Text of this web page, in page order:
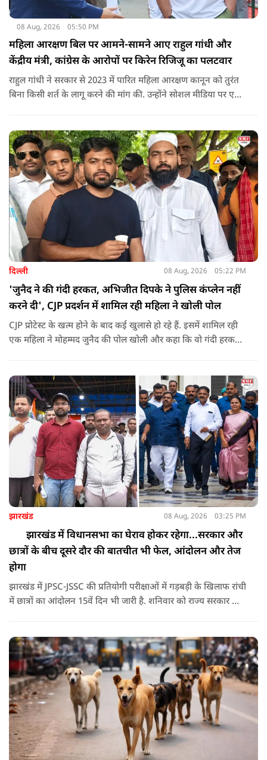
08 Aug, 2026 05:50 PM
महिला आरक्षण बिल पर आमने-सामने आए राहुल गांधी और
केंद्रीय मंत्री, कांग्रेस के आरोपों पर किरेन रिजिजू का पलटवार
राहुल गांधी ने सरकार से 2023 में पारित महिला आरक्षण कानून को तुरंत
बिना किसी शर्त के लागू करने की मांग की. उन्होंने सोशल मीडिया पर एक
दिल्ली 08 Aug, 2026 05:22 PM
'जुनैद ने की गंदी हरकत, अभिजीत दिपके ने पुलिस कंप्लेन नहीं
करने दी', CJP प्रदर्शन में शामिल रही महिला ने खोली पोल
CJP प्रोटेस्ट के खत्म होने के बाद कई खुलासे हो रहे हैं. इसमें शामिल रही
एक महिला ने मोहम्मद जुनैद की पोल खोली और कहा कि वो गंदी हरकतें
दिया.
झारखंड 08 Aug, 2026 03:25 PM
झारखंड में विधानसभा का घेराव होकर रहेगा...सरकार और
छात्रों के बीच दूसरे दौर की बातचीत भी फेल, आंदोलन और तेज
होगा
झारखंड में JPSC-JSSC की प्रतियोगी परीक्षाओं में गड़बड़ी के खिलाफ रांची
में छात्रों का आंदोलन 15वें दिन भी जारी है. शनिवार को राज्य सरकार और